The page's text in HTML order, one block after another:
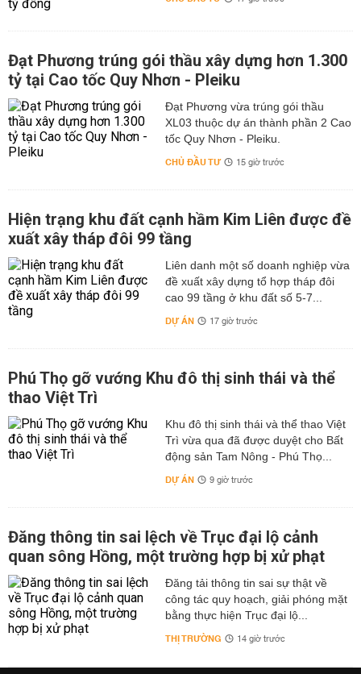
Đạt Phương trúng gói thầu xây dựng hơn 1.300
tỷ tại Cao tốc Quy Nhơn - Pleiku
Đạt Phương vừa trúng gói thầu
XL03 thuộc dự án thành phần 2 Cao
tốc Quy Nhơn - Pleiku.
CHỦ ĐẦU TƯ 15 giờ trước
Hiện trạng khu đất cạnh hầm Kim Liên được đề
xuất xây tháp đôi 99 tầng
Liên danh một số doanh nghiệp vừa
đề xuất xây dựng tổ hợp tháp đôi
cao 99 tầng ở khu đất số 5-7...
DỰ ÁN 17 giờ trước
Phú Thọ gỡ vướng Khu đô thị sinh thái và thể
thao Việt Trì
Khu đô thị sinh thái và thể thao Việt
Trì vừa qua đã được duyệt cho Bất
động sản Tam Nông - Phú Thọ...
DỰ ÁN 9 giờ trước
Đăng thông tin sai lệch về Trục đại lộ cảnh
quan sông Hồng, một trường hợp bị xử phạt
Đăng tải thông tin sai sự thật về
công tác quy hoạch, giải phóng mặt
bằng thực hiện Trục đại lộ...
THỊ TRƯỜNG 14 giờ trước